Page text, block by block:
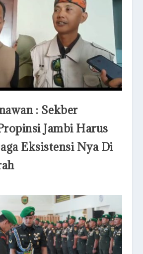
: Sekber
Jambi Harus
Eksistensi Nya Di